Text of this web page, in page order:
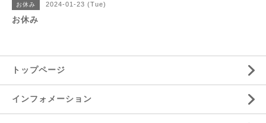
お休み 2024-01-23 (Tue)
お休み
トップページ
インフォメーション